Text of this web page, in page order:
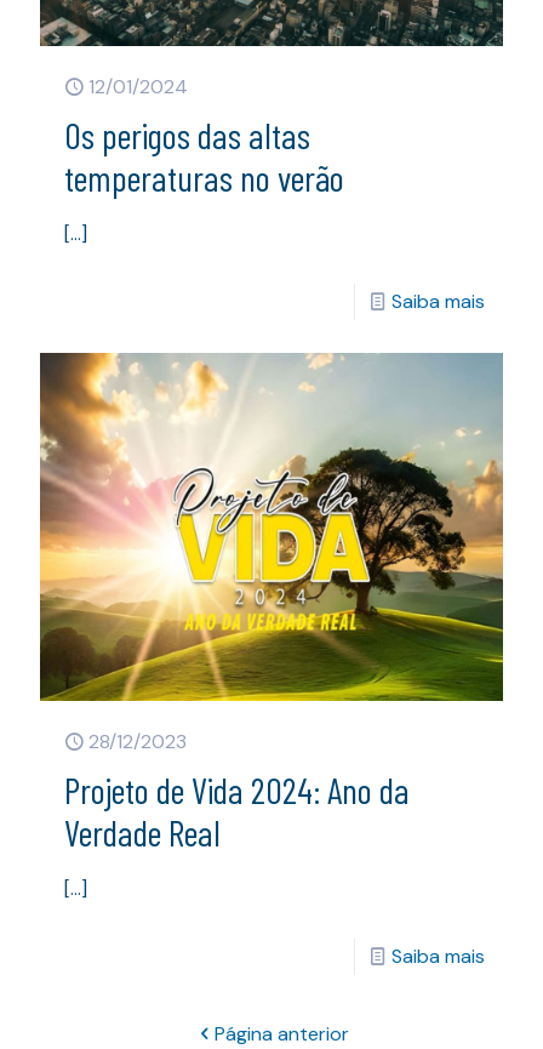
12/01/2024
Os perigos das altas
temperaturas no verão
[…]
Saiba mais
28/12/2023
Projeto de Vida 2024: Ano da
Verdade Real
[…]
Saiba mais
Página anterior